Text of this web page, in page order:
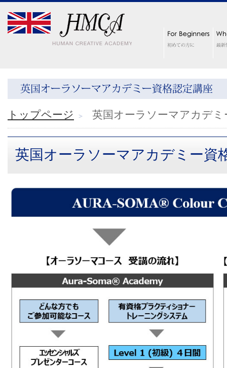
トップページ 英国オーラソーマアカデミ
英国オーラソーマアカデミー資